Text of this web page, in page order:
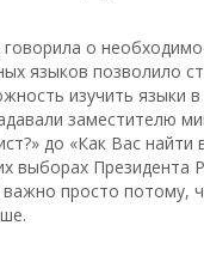
о
языков позволило
изучить языки
заместителю
до «Как Вас
выборах Президента
просто потому,